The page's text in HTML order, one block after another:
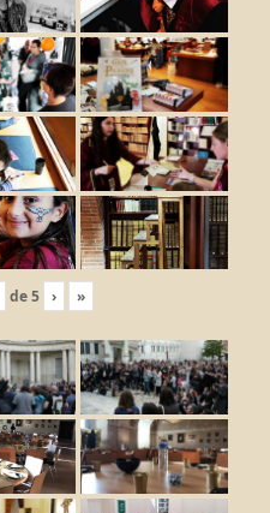
de5 › »